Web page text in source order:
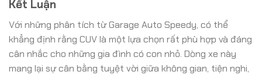
Kết Luận
Với những phân tích từ Garage Auto Speedy, có thể
khẳng định rằng CUV là một lựa chọn rất phù hợp và đáng
cân nhắc cho những gia đình có con nhỏ. Dòng xe này
mang lại sự cân bằng tuyệt vời giữa không gian, tiện nghi,